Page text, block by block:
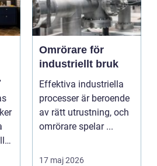
Omrörare för
industriellt bruk
Effektiva industriella
processer är beroende
av rätt utrustning, och
omrörare spelar ...
17 maj 2026